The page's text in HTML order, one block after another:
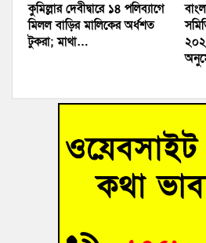
কুমিল্লার দেবীদ্বারে ১৪ পলিব‍্যাগে
মিলল বাড়ির মালিকের অর্ধশত
টুকরা; মাথা…